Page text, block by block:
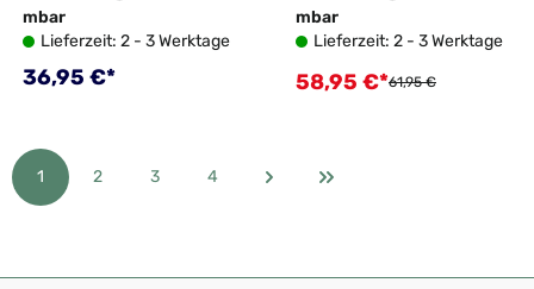
mbar
Lieferzeit: 2 - 3 Werktage
Regulärer Preis:
36,95 €*
mbar
Lieferzeit: 2 - 3 Werktage
Verkaufspreis:
58,95 €*Regulärer Preis:
61,95 €
Seite
1 Seite
2 Seite
3 Seite
4